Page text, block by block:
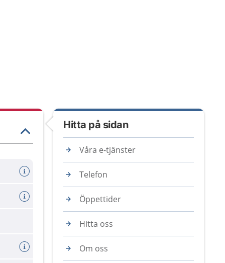
Hitta på sidan
Våra e-tjänster
Telefon
Öppettider
Hitta oss
Om oss